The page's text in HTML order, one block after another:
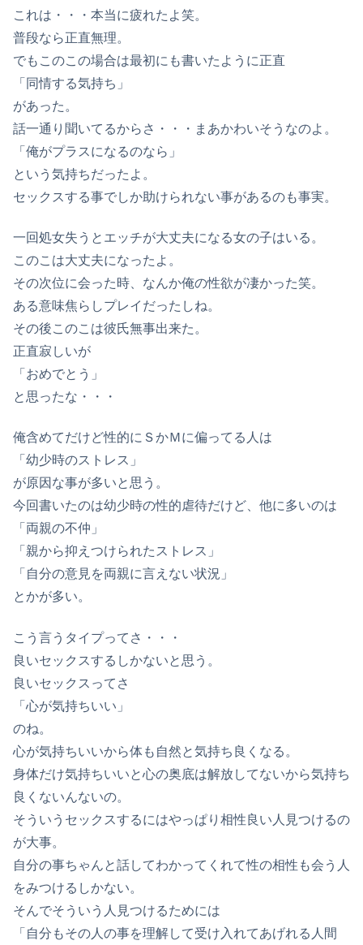
これは・・・本当に疲れたよ笑。
普段なら正直無理。
でもこのこの場合は最初にも書いたように正直
「同情する気持ち」
があった。
話一通り聞いてるからさ・・・まあかわいそうなのよ。
「俺がプラスになるのなら」
という気持ちだったよ。
セックスする事でしか助けられない事があるのも事実。
一回処女失うとエッチが大丈夫になる女の子はいる。
このこは大丈夫になったよ。
その次位に会った時、なんか俺の性欲が凄かった笑。
ある意味焦らしプレイだったしね。
その後このこは彼氏無事出来た。
正直寂しいが
「おめでとう」
と思ったな・・・
俺含めてだけど性的にＳかＭに偏ってる人は
「幼少時のストレス」
が原因な事が多いと思う。
今回書いたのは幼少時の性的虐待だけど、他に多いのは
「両親の不仲」
「親から抑えつけられたストレス」
「自分の意見を両親に言えない状況」
とかが多い。
こう言うタイプってさ・・・
良いセックスするしかないと思う。
良いセックスってさ
「心が気持ちいい」
のね。
心が気持ちいいから体も自然と気持ち良くなる。
身体だけ気持ちいいと心の奥底は解放してないから気持ち
良くないんないの。
そういうセックスするにはやっぱり相性良い人見つけるの
が大事。
自分の事ちゃんと話してわかってくれて性の相性も会う人
をみつけるしかない。
そんでそういう人見つけるためには
「自分もその人の事を理解して受け入れてあげれる人間